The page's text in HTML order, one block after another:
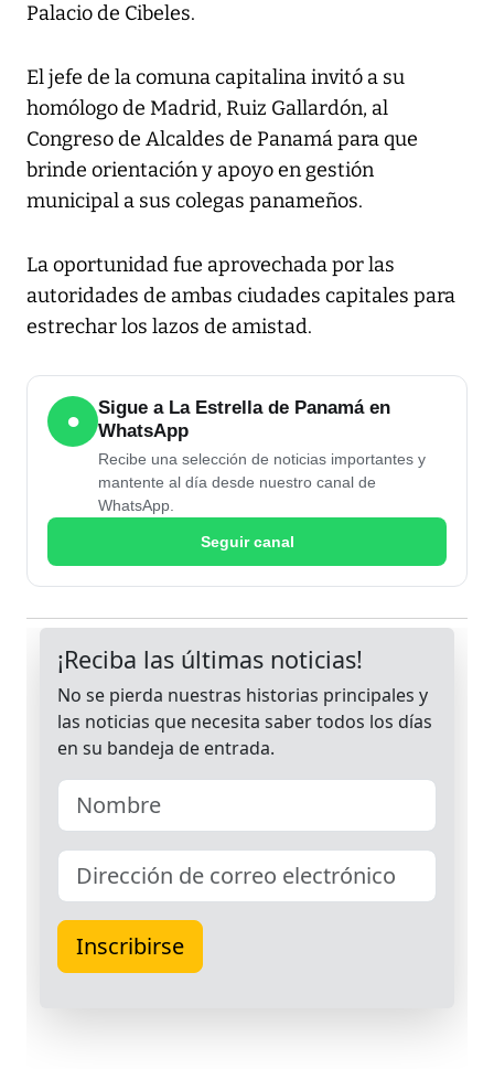
Palacio de Cibeles.
El jefe de la comuna capitalina invitó a su
homólogo de Madrid, Ruiz Gallardón, al
Congreso de Alcaldes de Panamá para que
brinde orientación y apoyo en gestión
municipal a sus colegas panameños.
La oportunidad fue aprovechada por las
autoridades de ambas ciudades capitales para
estrechar los lazos de amistad.
●
Sigue a La Estrella de Panamá en
WhatsApp
Recibe una selección de noticias importantes y
mantente al día desde nuestro canal de
WhatsApp.
Seguir canal